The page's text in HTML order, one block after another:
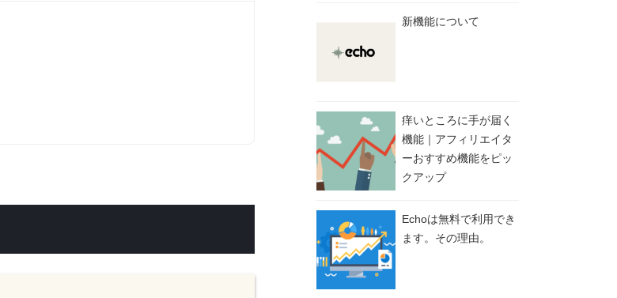
新機能について
痒いところに手が届く
機能｜アフィリエイタ
ーおすすめ機能をピッ
クアップ
Echoは無料で利用でき
ます。その理由。